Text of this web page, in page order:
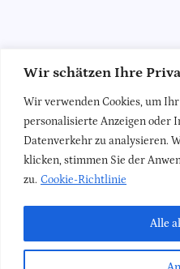
Wir schätzen Ihre
Wir verwenden Cookies, um
personalisierte Anzeigen oder
Datenverkehr zu analysieren.
klicken, stimmen Sie der
zu. Cookie-Richtlinie
Alle